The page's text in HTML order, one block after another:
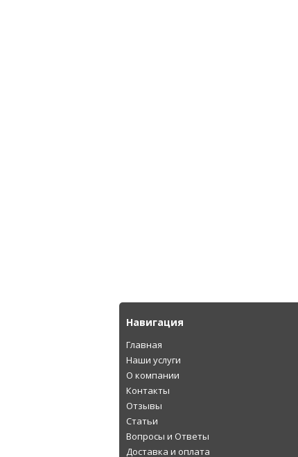
Навигация
Главная
Наши услуги
О компании
Контакты
Отзывы
Статьи
Вопросы и Ответы
Доставка и оплата